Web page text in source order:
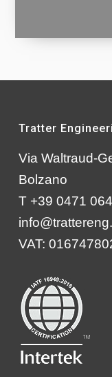
Tratter
Via Waltraud-
Bolzano
T +39 0471
VAT: